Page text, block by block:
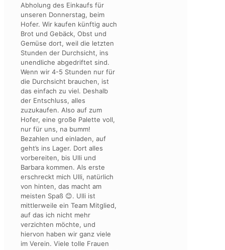
Abholung des Einkaufs für
unseren Donnerstag, beim
Hofer. Wir kaufen künftig auch
Brot und Gebäck, Obst und
Gemüse dort, weil die letzten
Stunden der Durchsicht, ins
unendliche abgedriftet sind.
Wenn wir 4-5 Stunden nur für
die Durchsicht brauchen, ist
das einfach zu viel. Deshalb
der Entschluss, alles
zuzukaufen. Also auf zum
Hofer, eine große Palette voll,
nur für uns, na bumm!
Bezahlen und einladen, auf
geht’s ins Lager. Dort alles
vorbereiten, bis Ulli und
Barbara kommen. Als erste
erschreckt mich Ulli, natürlich
von hinten, das macht am
meisten Spaß 😊. Ulli ist
mittlerweile ein Team Mitglied,
auf das ich nicht mehr
verzichten möchte, und
hiervon haben wir ganz viele
im Verein. Viele tolle Frauen